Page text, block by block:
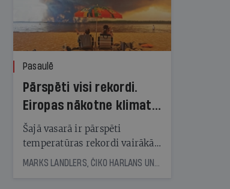
Pasaulē
Pārspēti visi rekordi.
Eiropas nākotne klimata
pārmaiņu ugunīs
Šajā vasarā ir pārspēti
temperatūras rekordi vairākās
Eiropas valstīs. Plosās milzīgi